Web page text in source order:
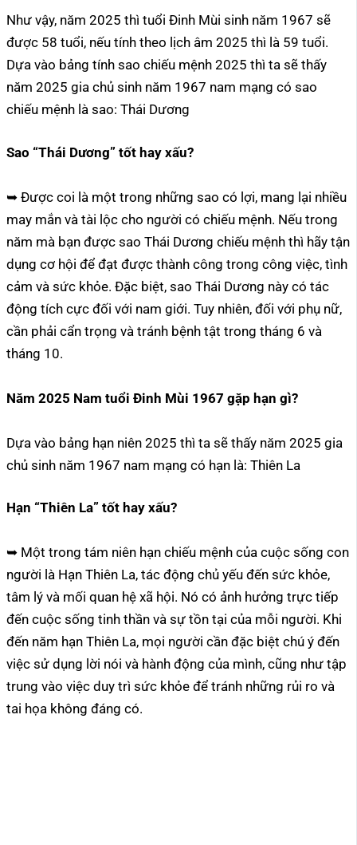
Như vậy, năm 2025 thì tuổi Đinh Mùi sinh năm 1967 sẽ
được 58 tuổi, nếu tính theo lịch âm 2025 thì là 59 tuổi.
Dựa vào bảng tính sao chiếu mệnh 2025 thì ta sẽ thấy
năm 2025 gia chủ sinh năm 1967 nam mạng có sao
chiếu mệnh là sao: Thái Dương
Sao “Thái Dương” tốt hay xấu?
➥ Được coi là một trong những sao có lợi, mang lại nhiều
may mắn và tài lộc cho người có chiếu mệnh. Nếu trong
năm mà bạn được sao Thái Dương chiếu mệnh thì hãy tận
dụng cơ hội để đạt được thành công trong công việc, tình
cảm và sức khỏe. Đặc biệt, sao Thái Dương này có tác
động tích cực đối với nam giới. Tuy nhiên, đối với phụ nữ,
cần phải cẩn trọng và tránh bệnh tật trong tháng 6 và
tháng 10.
Năm 2025 Nam tuổi Đinh Mùi 1967 gặp hạn gì?
Dựa vào bảng hạn niên 2025 thì ta sẽ thấy năm 2025 gia
chủ sinh năm 1967 nam mạng có hạn là: Thiên La
Hạn “Thiên La” tốt hay xấu?
➥ Một trong tám niên hạn chiếu mệnh của cuộc sống con
người là Hạn Thiên La, tác động chủ yếu đến sức khỏe,
tâm lý và mối quan hệ xã hội. Nó có ảnh hưởng trực tiếp
đến cuộc sống tinh thần và sự tồn tại của mỗi người. Khi
đến năm hạn Thiên La, mọi người cần đặc biệt chú ý đến
việc sử dụng lời nói và hành động của mình, cũng như tập
trung vào việc duy trì sức khỏe để tránh những rủi ro và
tai họa không đáng có.